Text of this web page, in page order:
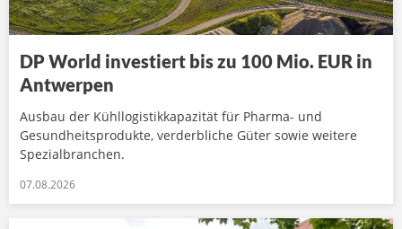
DP World investiert bis zu 100 Mio. EUR in
Antwerpen
Ausbau der Kühllogistikkapazität für Pharma- und
Gesundheitsprodukte, verderbliche Güter sowie weitere
Spezialbranchen.
07.08.2026